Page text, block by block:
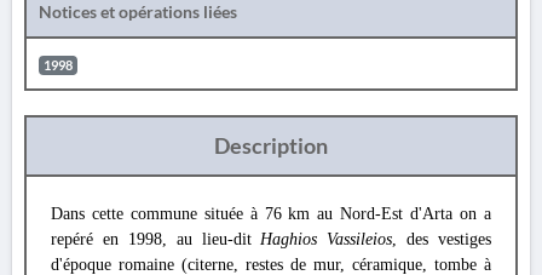
Notices et opérations liées
1998
Description
Dans cette commune située à 76 km au Nord-Est d'Arta on a
repéré en 1998, au lieu-ditHaghios Vassileios, des vestiges
d'époque romaine (citerne, restes de mur, céramique, tombe à